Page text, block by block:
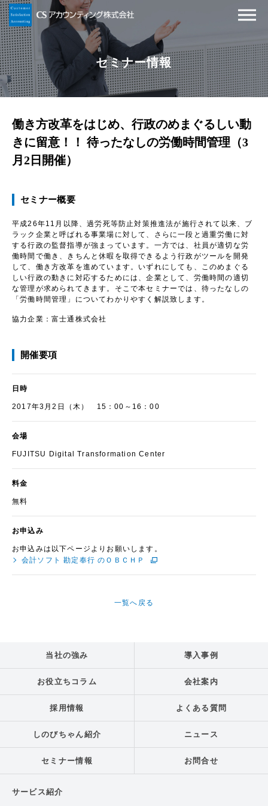
セミナー情報
働き方改革をはじめ、行政のめまぐるしい動
きに留意！！ 待ったなしの労働時間管理（3
月2日開催）
セミナー概要
平成26年11月以降、過労死等防止対策推進法が施行されて以来、ブ
ラック企業と呼ばれる事業場に対して、さらに一段と過重労働に対
する行政の監督指導が強まっています。一方では、社員が適切な労
働時間で働き、きちんと休暇を取得できるよう行政がツールを開発
して、働き方改革を進めています。いずれにしても、このめまぐる
しい行政の動きに対応するためには、企業として、労働時間の適切
な管理が求められてきます。そこで本セミナーでは、待ったなしの
「労働時間管理」についてわかりやすく解説致します。
協力企業： 富士通株式会社
開催要項
日時
2017年3月2日（木） 15：00～16：00
会場
FUJITSU Digital Transformation Center
料金
無料
お申込み
お申込みは以下ページよりお願いします。
会計ソフト 勘定奉行 のＯＢＣＨＰ
一覧へ戻る
当社の強み 導入事例
お役立ちコラム 会社案内
採用情報 よくある質問
しのびちゃん紹介 ニュース
セミナー情報 お問合せ
サービス紹介